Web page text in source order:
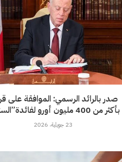
صدر بالرائد الرسمي: الموافقة
بأكثر من 400 مليون أورو لفائدة”الستاغ”
23 جويلية، 2026